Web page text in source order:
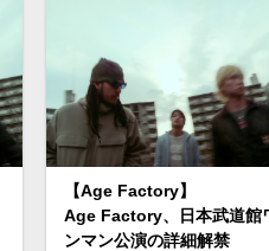
【Age Factory】
Age Factory、日本武道館
ンマン公演の詳細解禁